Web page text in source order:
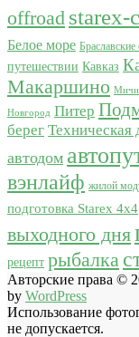
offroad starex-
Белое море Браславские
путешествии Кавказ
Макаршино
Новгород Питер
берег Техническая
автодом
вэнлайф жилой
подготовка Starex 4x4
выходного дня
рецепт рыбалка
Авторские права ©
by WordPress
Использование
не допускается.